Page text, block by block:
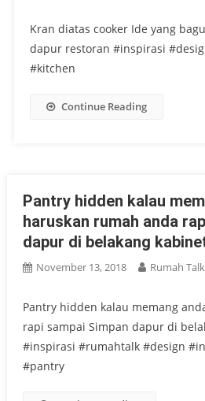
Kran diatas cooker Ide yang
dapur restoran #inspirasi
#kitchen
Continue Reading
Pantry hidden kalau
haruskan rumah anda
dapur di belakang
November 13, 2018 Rumah Talk
Pantry hidden kalau memang
rapi sampai Simpan dapur di
#inspirasi #rumahtalk #design
#pantry